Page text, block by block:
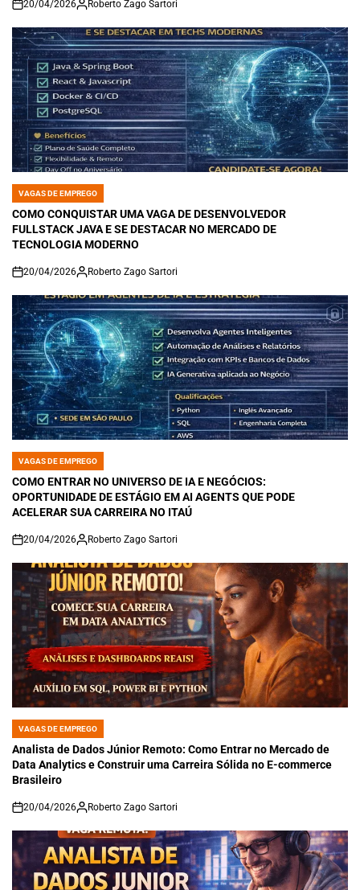
on
20/04/2026 Roberto Zago Sartori
POSTED
IN
VAGAS DE EMPREGO
COMO CONQUISTAR UMA VAGA DE DESENVOLVEDOR
FULLSTACK JAVA E SE DESTACAR NO MERCADO DE
TECNOLOGIA MODERNO
on
20/04/2026 Roberto Zago Sartori
POSTED
IN
VAGAS DE EMPREGO
COMO ENTRAR NO UNIVERSO DE IA E NEGÓCIOS:
OPORTUNIDADE DE ESTÁGIO EM AI AGENTS QUE PODE
ACELERAR SUA CARREIRA NO ITAÚ
on
20/04/2026 Roberto Zago Sartori
POSTED
IN
VAGAS DE EMPREGO
Analista de Dados Júnior Remoto: Como Entrar no Mercado de
Data Analytics e Construir uma Carreira Sólida no E-commerce
Brasileiro
on
20/04/2026 Roberto Zago Sartori